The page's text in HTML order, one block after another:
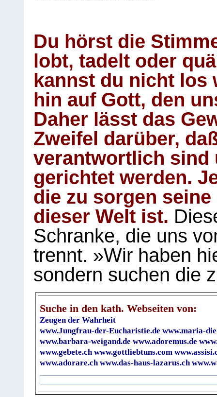
Du hörst die
lobt, tadelt oder
kannst du nicht los
hin auf Gott, den
Daher lässt das
Zweifel darüber,
verantwortlich sind
gerichtet werden.
die zu sorgen
dieser Welt ist.
Schranke, die uns
trennt. »Wir haben
sondern suchen die
Suche in den kath. Webseiten von:
Zeugen der Wahrheit
www.Jungfrau-der-Eucharistie.de www.maria-
www.barbara-weigand.de www.adoremus.de
www.gebete.ch www.gottliebtuns.com
www.adorare.ch www.das-haus-lazarus.ch